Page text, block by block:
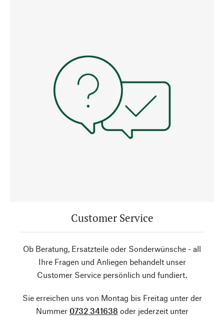
Customer Service
Ob Beratung, Ersatzteile oder Sonderwünsche - all
Ihre Fragen und Anliegen behandelt unser
Customer Service persönlich und fundiert.
Sie erreichen uns von Montag bis Freitag unter der
Nummer 0732 341638 oder jederzeit unter